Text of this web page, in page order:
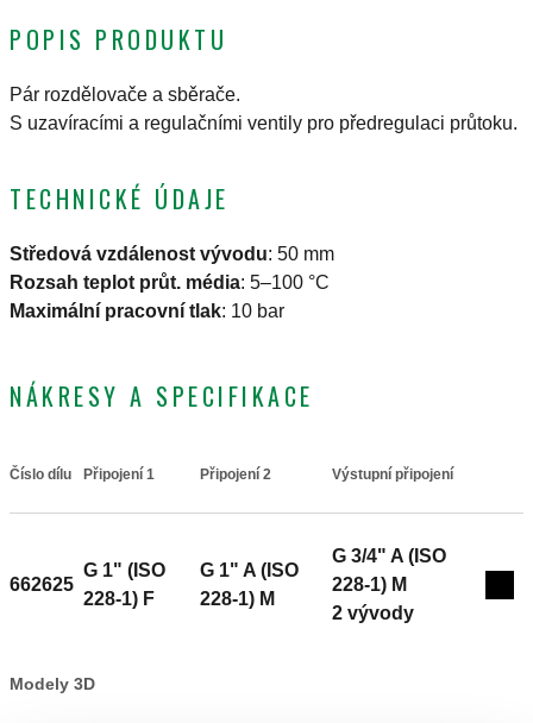
POPIS PRODUKTU
Pár rozdělovače a sběrače.
S uzavíracími a regulačními ventily pro předregulaci průtoku.
TECHNICKÉ ÚDAJE
Středová vzdálenost vývodu: 50 mm
Rozsah teplot průt. média: 5–100 °C
Maximální pracovní tlak: 10 bar
NÁKRESY A SPECIFIKACE
Číslo dílu Připojení 1 Připojení 2 Výstupní připojení
662625
G 1" (ISO
228-1) F
G 1" A (ISO
228-1) M
G 3/4" A (ISO
228-1) M
2 vývody
Modely 3D